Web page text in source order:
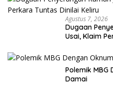
Agustus 7, 2026
Dugaan
Usai, Klaim
Polemik MBG
Damai